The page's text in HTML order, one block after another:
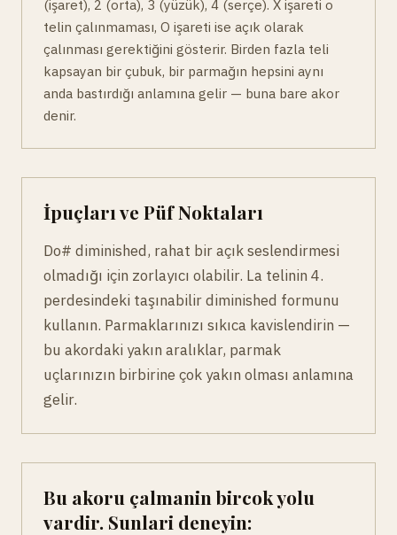
(işaret), 2 (orta), 3 (yüzük), 4 (serçe). X işareti o
telin çalınmaması, O işareti ise açık olarak
çalınması gerektiğini gösterir. Birden fazla teli
kapsayan bir çubuk, bir parmağın hepsini aynı
anda bastırdığı anlamına gelir — buna bare akor
denir.
İpuçları ve Püf Noktaları
Do# diminished, rahat bir açık seslendirmesi
olmadığı için zorlayıcı olabilir. La telinin 4.
perdesindeki taşınabilir diminished formunu
kullanın. Parmaklarınızı sıkıca kavislendirin —
bu akordaki yakın aralıklar, parmak
uçlarınızın birbirine çok yakın olması anlamına
gelir.
Bu akoru çalmanin bircok yolu
vardir. Sunlari deneyin: